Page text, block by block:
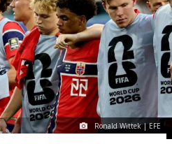
Ronald Wittek | EFE